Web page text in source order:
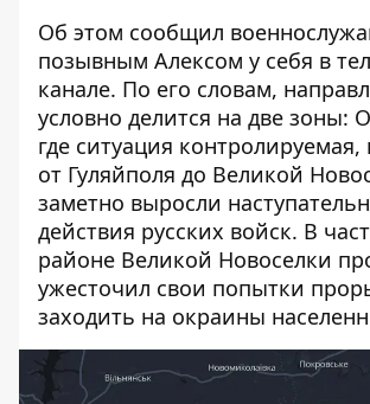
Об этом сообщил
позывным Алексом у себя в
канале. По его словам,
условно делится на две зоны:
где ситуация контролируемая,
от Гуляйполя до Великой
заметно выросли
действия русских войск. В
районе Великой Новоселки
ужесточил свои попытки
заходить на окраины